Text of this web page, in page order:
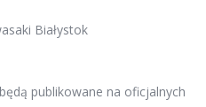
Białystok
publikowane na oficjalnych